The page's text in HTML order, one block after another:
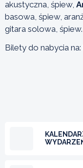
akustyczna, śpiew,
basowa, śpiew,
gitara solowa, śpiew.
Bilety do nabycia na: